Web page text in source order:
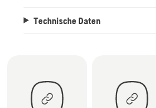
Technische Daten